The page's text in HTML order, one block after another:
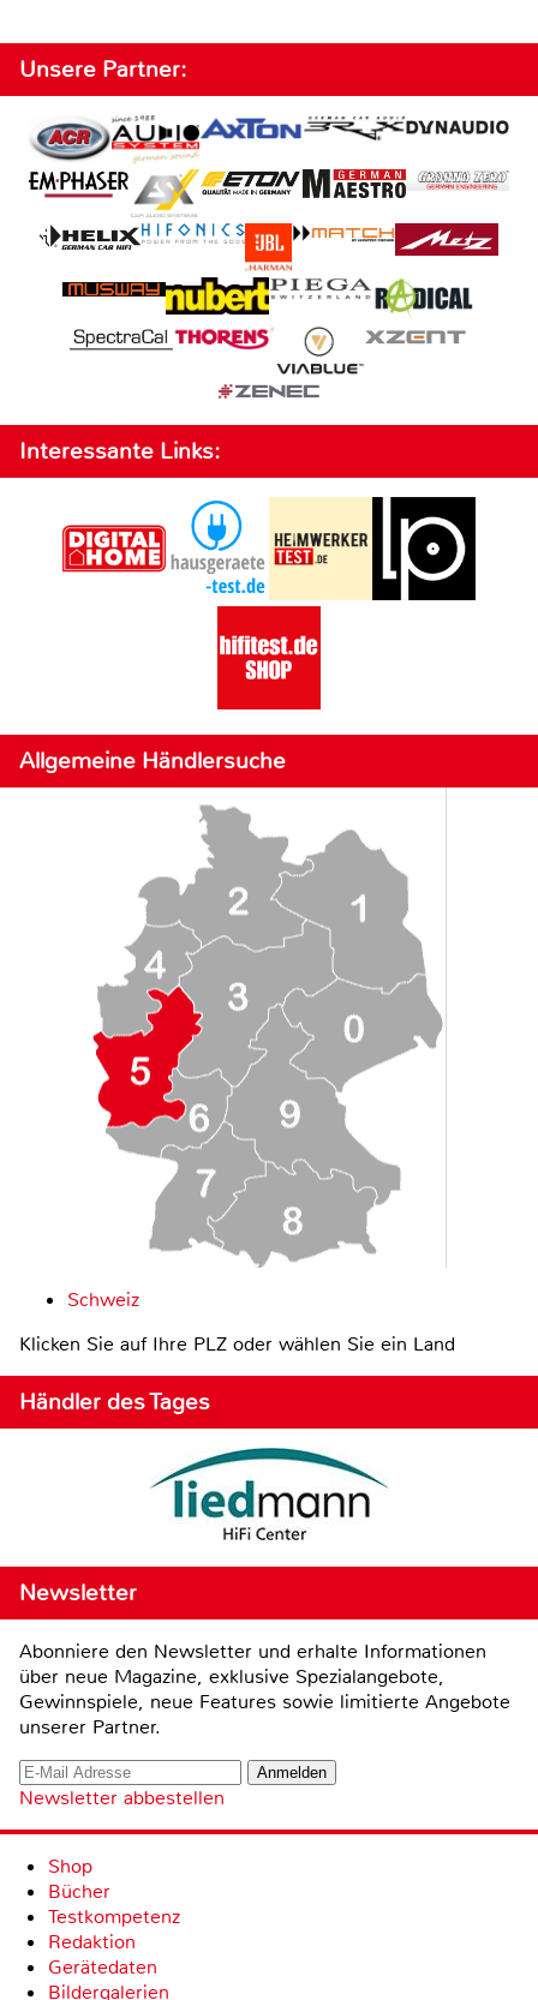
Unsere Partner:
Interessante Links:
Allgemeine Händlersuche
Schweiz
Klicken Sie auf Ihre PLZ oder wählen Sie ein Land
Händler des Tages
Newsletter
Abonniere den Newsletter und erhalte Informationen
über neue Magazine, exklusive Spezialangebote,
Gewinnspiele, neue Features sowie limitierte Angebote
unserer Partner.
Newsletter abbestellen
Shop
Bücher
Testkompetenz
Redaktion
Gerätedaten
Bildergalerien